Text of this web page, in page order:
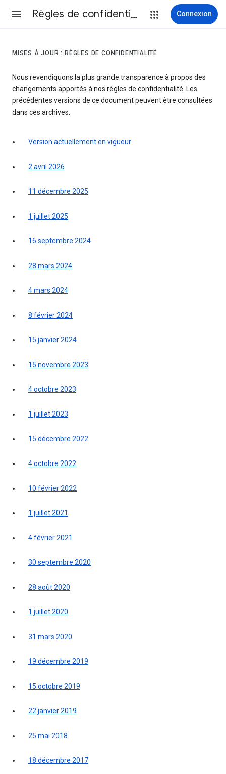
Règles de confidentialité et conditions d’utilisation Connexion
MISES À JOUR : RÈGLES DE CONFIDENTIALITÉ
Nous revendiquons la plus grande transparence à propos des
changements apportés à nos règles de confidentialité. Les
précédentes versions de ce document peuvent être consultées
dans ces archives.
Version actuellement en vigueur
2 avril 2026
11 décembre 2025
1 juillet 2025
16 septembre 2024
28 mars 2024
4 mars 2024
8 février 2024
15 janvier 2024
15 novembre 2023
4 octobre 2023
1 juillet 2023
15 décembre 2022
4 octobre 2022
10 février 2022
1 juillet 2021
4 février 2021
30 septembre 2020
28 août 2020
1 juillet 2020
31 mars 2020
19 décembre 2019
15 octobre 2019
22 janvier 2019
25 mai 2018
18 décembre 2017